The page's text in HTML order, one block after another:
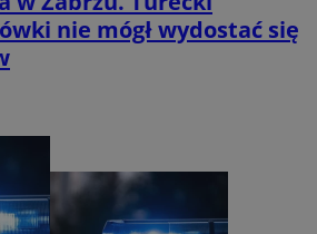
nie mógł wydostać się